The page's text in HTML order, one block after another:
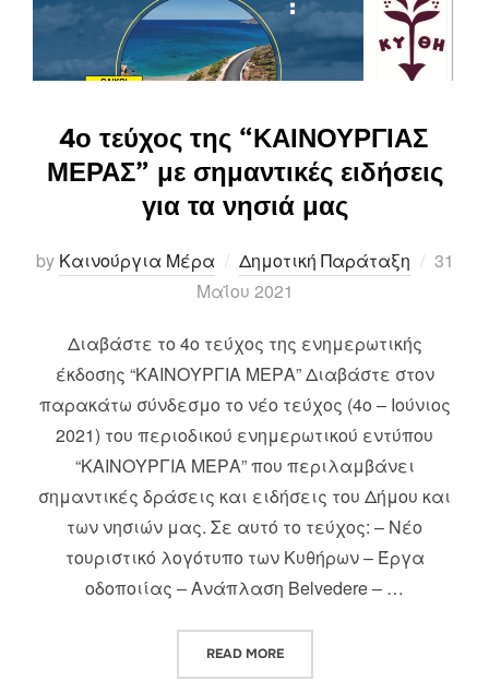
4ο τεύχος της “ΚΑΙΝΟΥΡΓΙΑΣ
ΜΕΡΑΣ” με σημαντικές ειδήσεις
για τα νησιά μας
by Καινούργια Μέρα Δημοτική Παράταξη
Posted
31
Μαΐου 2021
Διαβάστε το 4ο τεύχος της ενημερωτικής
έκδοσης “ΚΑΙΝΟΥΡΓΙΑ ΜΕΡΑ” Διαβάστε στον
παρακάτω σύνδεσμο το νέο τεύχος (4ο – Ιούνιος
2021) του περιοδικού ενημερωτικού εντύπου
“ΚΑΙΝΟΥΡΓΙΑ ΜΕΡΑ” που περιλαμβάνει
σημαντικές δράσεις και ειδήσεις του Δήμου και
των νησιών μας. Σε αυτό το τεύχος: – Νέο
τουριστικό λογότυπο των Κυθήρων – Έργα
οδοποιίας – Ανάπλαση Belvedere – …
READ MORE“4Ο ΤΕΥΧΟΣ ΤΗΣ